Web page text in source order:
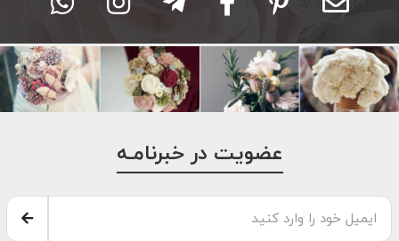
عضویت در خبرنامـه